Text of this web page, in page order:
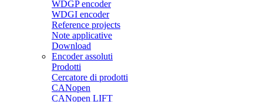
WDGP encoder
WDGI encoder
Reference projects
Note applicative
Download
Encoder assoluti
Prodotti
Cercatore di prodotti
CANopen
CANopen LIFT